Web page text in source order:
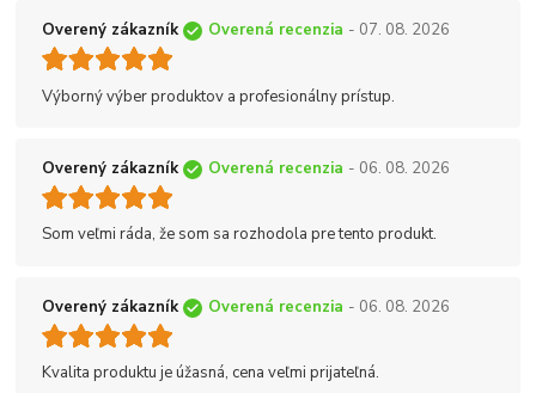
Overený zákazník Overená recenzia - 07. 08. 2026
Výborný výber produktov a profesionálny prístup.
Overený zákazník Overená recenzia - 06. 08. 2026
Som veľmi ráda, že som sa rozhodola pre tento produkt.
Overený zákazník Overená recenzia - 06. 08. 2026
Kvalita produktu je úžasná, cena veľmi prijateľná.